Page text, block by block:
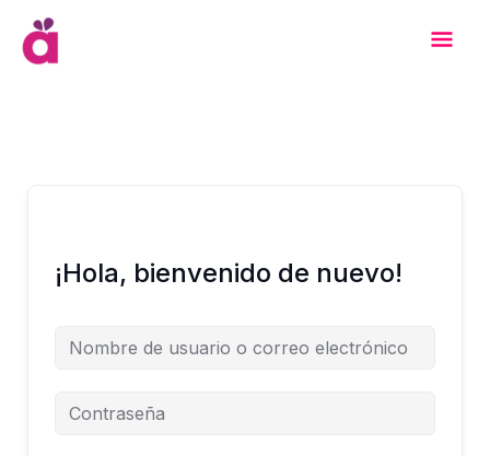
contenido
¡Hola, bienvenido de nuevo!